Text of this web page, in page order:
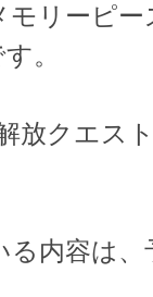
リーピ
。
放クエス
内容は